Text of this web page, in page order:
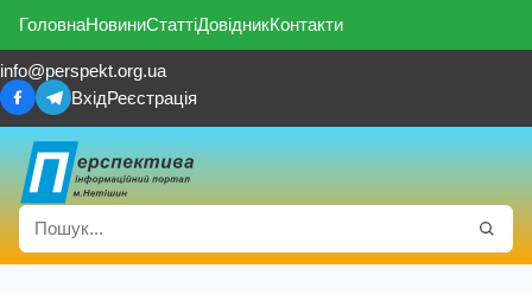
ГоловнаНовиниСтаттіДовідникКонтакти
info@perspekt.org.ua
ВхідРеєстрація